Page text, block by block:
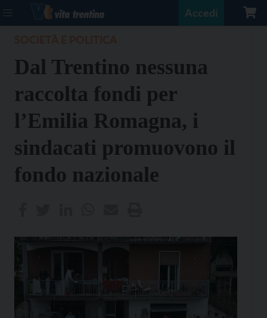
Accedi
Dal Trentino nessuna
raccolta fondi per
l’Emilia Romagna, i
sindacati promuovono il
fondo nazionale